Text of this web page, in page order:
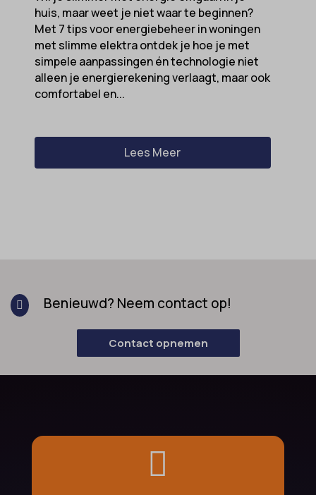
huis, maar weet je niet waar te beginnen?
Met 7 tips voor energiebeheer in woningen
met slimme elektra ontdek je hoe je met
simpele aanpassingen én technologie niet
alleen je energierekening verlaagt, maar ook
comfortabel en...
Lees Meer
 Benieuwd? Neem contact op!
Contact opnemen
